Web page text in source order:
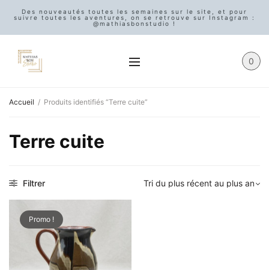
Des nouveautés toutes les semaines sur le site, et pour
suivre toutes les aventures, on se retrouve sur Instagram :
@mathiasbonstudio !
0
Accueil / Produits identifiés “Terre cuite”
Terre cuite
Filtrer
Promo !